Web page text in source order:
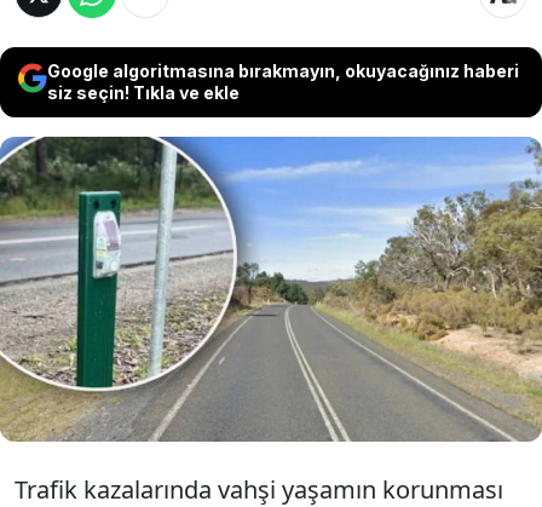
Google algoritmasına bırakmayın, okuyacağınız haberi
siz seçin! Tıkla ve ekle
Yol kenarlarına yerleştirilen yeni akıllı
cihazlar, yaklaşan araçların far ışıklarını
algılayarak yollardaki hayvan ölümlerini ve
trafik kazalarını büyük oranda engelledi.
Trafik kazalarında vahşi yaşamın korunması